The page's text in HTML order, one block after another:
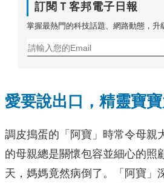
訂閱Ｔ客邦電子日報
掌握最熱門的科技話題、網路動態，升
愛要說出口，精靈寶
調皮搗蛋的「阿寶」時常令母親
的母親總是關懷包容並細心的照
天，媽媽竟然病倒了。「阿寶」